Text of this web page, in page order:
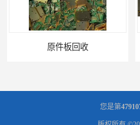
电脑锣回收
您是第